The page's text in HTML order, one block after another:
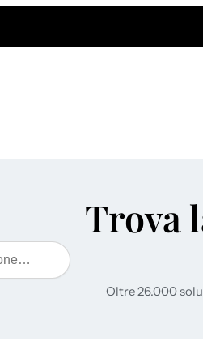
Trova
Oltre 26.000